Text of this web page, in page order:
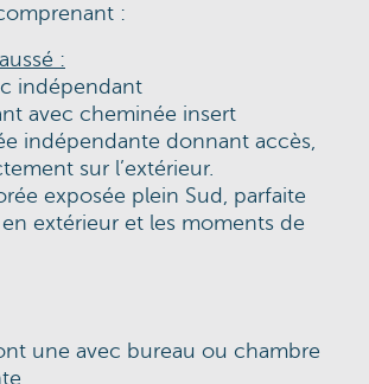
:
:
indépendant
avec cheminée insert
indépendante donnant accès,
sur l’extérieur.
exposée plein Sud, parfaite
extérieur et les moments de
une avec bureau ou chambre